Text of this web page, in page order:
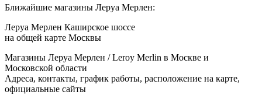
Ближайшие магазины Леруа Мерлен:
Леруа Мерлен Каширское шоссе
на общей карте Москвы
Магазины Леруа Мерлен / Leroy Merlin в Москве и
Московской области
Адреса, контакты, график работы, расположение на карте,
официальные сайты